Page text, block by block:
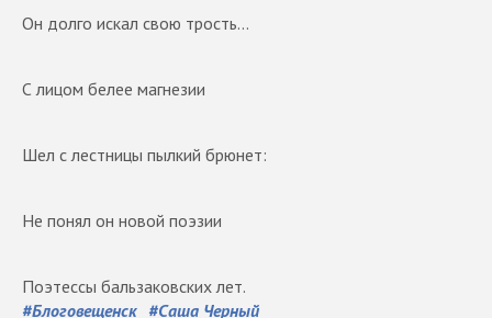
Он долго искал свою трость...
С лицом белее магнезии
Шел с лестницы пылкий брюнет:
Не понял он новой поэзии
Поэтессы бальзаковских лет.
#Блоговещенск #Саша Черный